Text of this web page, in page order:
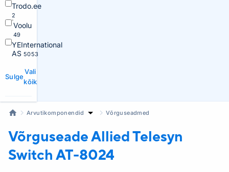
Trodo.ee
2
Voolu
49
YEInternational
AS 5053
Sulge
Vali
kõik
Arvutikomponendid Võrguseadmed
Võrguseade Allied Telesyn
Switch AT-8024